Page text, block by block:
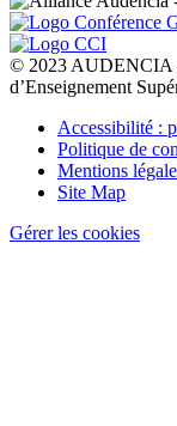
© 2023 AUDENCIA
d’Enseignement
Pied
page
Accessibilité :
Politique de
Mentions
Site Map
Gérer les cookies